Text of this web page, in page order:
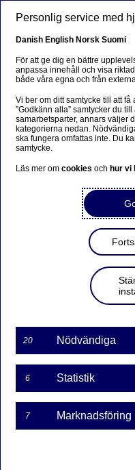
Beklager...
Denne siden findes
Bli værende på
Börs
När
Efter en positiv
igen. Samtidigt ser jag
spöka och bankfrossan
mellan den fortsatt
Personlig service med
Danish English Norsk Suomi
För att ge dig en bättre
anpassa innehåll och visa
både våra egna och från
Vi ber om ditt samtycke till att
”Godkänn alla” samtycker du
samarbetsparter, annars väljer
kategorierna nedan.
ska fungera omfattas inte. Du
samtycke.
Läs mer omcookiesoch hur vi
20 Nödvändiga
6 Statistik
7 Marknadsföring